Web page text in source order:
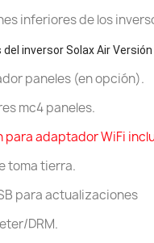
inferiores de los
paneles (en opción).
mc4 paneles.
para adaptador WiFi
toma tierra.
para actualizaciones
DRM.